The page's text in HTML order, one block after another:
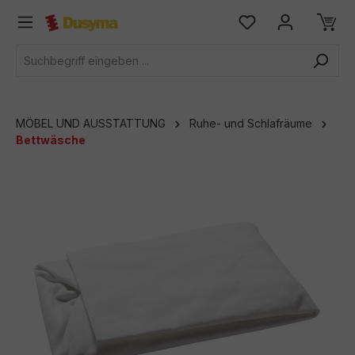
springen
MÖBEL UND AUSSTATTUNG
Ruhe- und Schlafräume
Bettwäsche